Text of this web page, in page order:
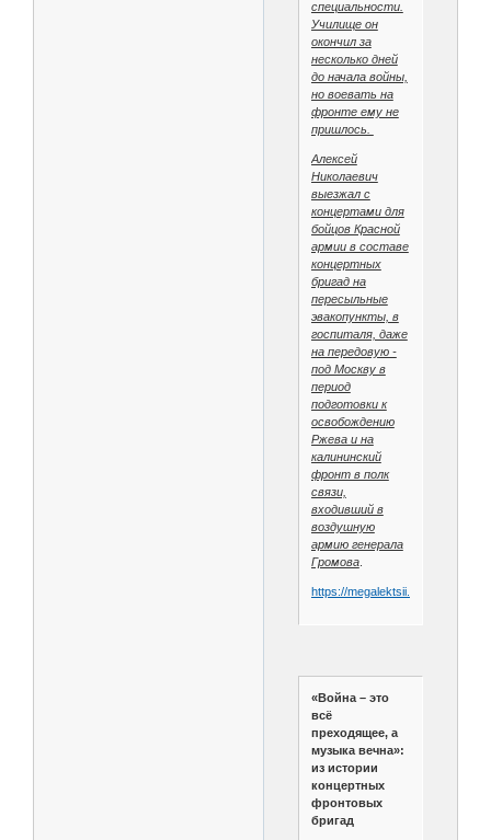
специальности.
Училище он
окончил за
несколько дней
до начала войны,
но воевать на
фронте ему не
пришлось.
Алексей
Николаевич
выезжал с
концертами для
бойцов Красной
армии в составе
концертных
бригад на
пересыльные
эвакопункты, в
госпиталя, даже
на передовую -
под Москву в
период
подготовки к
освобождению
Ржева и на
калининский
фронт в полк
связи,
входивший в
воздушную
армию генерала
Громова.
https://megalektsii.ru/
«Война – это
всё
преходящее, а
музыка вечна»:
из истории
концертных
фронтовых
бригад